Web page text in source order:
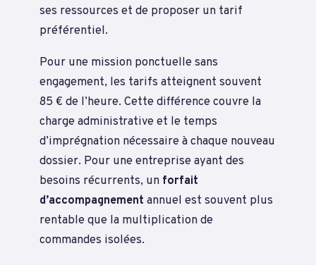
ses ressources et de proposer un tarif
préférentiel.
Pour une mission ponctuelle sans
engagement, les tarifs atteignent souvent
85 € de l’heure. Cette différence couvre la
charge administrative et le temps
d’imprégnation nécessaire à chaque nouveau
dossier. Pour une entreprise ayant des
besoins récurrents, un forfait
d’accompagnement annuel est souvent plus
rentable que la multiplication de
commandes isolées.